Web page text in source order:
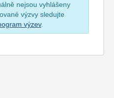
nejsou vyhlášeny
výzvy sledujte
výzev.